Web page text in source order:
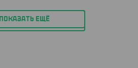
ПОКАЗАТЬ ЕЩЁ